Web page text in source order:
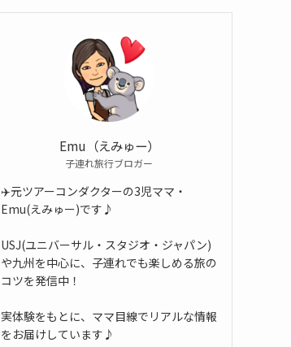
Emu（えみゅー）
子連れ旅行ブロガー
✈️元ツアーコンダクターの3児ママ・
Emu(えみゅー)です♪
USJ(ユニバーサル・スタジオ・ジャパン)
や九州を中心に、子連れでも楽しめる旅の
コツを発信中！
実体験をもとに、ママ目線でリアルな情報
をお届けしています♪